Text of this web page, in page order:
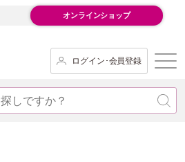
オンラインショップ
ログイン･会員登録